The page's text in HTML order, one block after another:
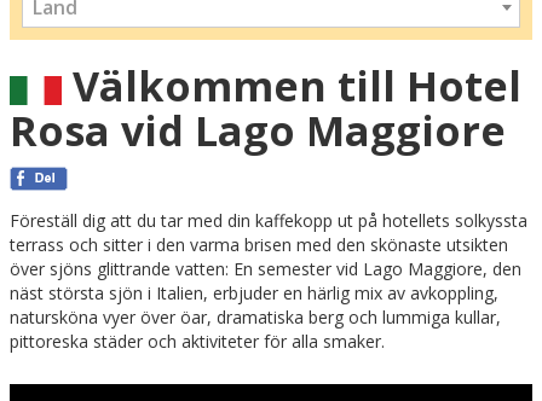
Land
Välkommen till Hotel
Rosa vid Lago Maggiore
Föreställ dig att du tar med din kaffekopp ut på hotellets solkyssta
terrass och sitter i den varma brisen med den skönaste utsikten
över sjöns glittrande vatten: En semester vid Lago Maggiore, den
näst största sjön i Italien, erbjuder en härlig mix av avkoppling,
natursköna vyer över öar, dramatiska berg och lummiga kullar,
pittoreska städer och aktiviteter för alla smaker.